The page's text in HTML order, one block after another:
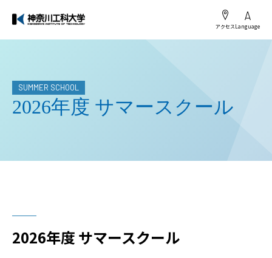
アクセスLanguage
SUMMER SCHOOL
2026年度 サマースクール
2026年度 サマースクール